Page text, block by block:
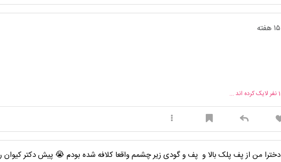
۱۵ هفته
1نفر لایک کرده اند ...
دخترا من از پف پلک بالا و پف و گودی زیر چشمم واقعا کلافه شده بودم 😭 پیش دکتر کیوان